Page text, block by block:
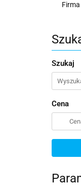
Firma
Szukaj
Cena